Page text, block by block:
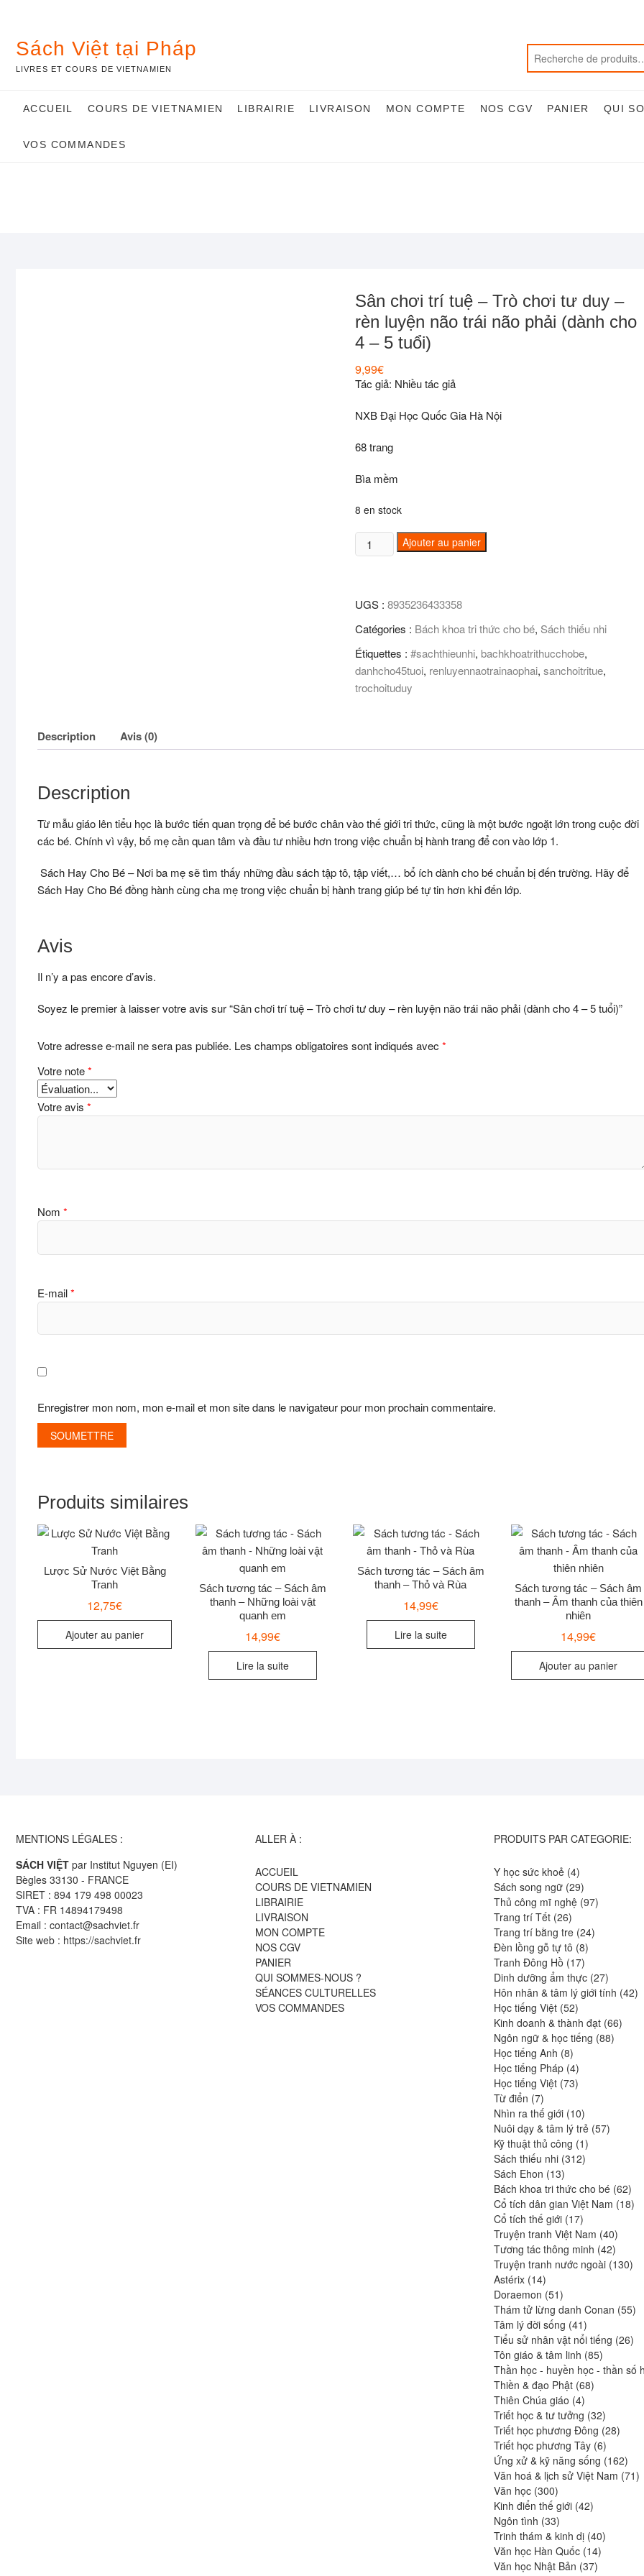
contentSách Việt tại Pháp
LIVRES ET COURS DE VIETNAMIEN
ACCUEIL COURS DE VIETNAMIEN LIBRAIRIE LIVRAISON MON COMPTE NOS CGV PANIER QUI
VOS COMMANDES
Sân chơi trí tuệ – Trò chơi tư duy –
rèn luyện não trái não phải (dành cho
4 – 5 tuổi)
9,99€
Tác giả: Nhiều tác giả
NXB Đại Học Quốc Gia Hà Nội
68 trang
Bìa mềm
8 en stock
quantité
de
trí
tuệ
Trò
chơi
tư
rèn
phải
(dành
cho
4
Ajouter au panier
UGS : 8935236433358
Catégories : Bách khoa tri thức cho bé, Sách thiếu nhi
Étiquettes : #sachthieunhi, bachkhoatrithucchobe,
danhcho45tuoi, renluyennaotrainaophai, sanchoitritue,
trochoituduy
Description Avis (0)
Description
Từ mẫu giáo lên tiểu học là bước tiến quan trọng để bé bước chân vào thế giới tri thức, cũng là một bước ngoặt lớn trong cuộc đời
các bé. Chính vì vậy, bố mẹ cần quan tâm và đầu tư nhiều hơn trong việc chuẩn bị hành trang để con vào lớp 1.
Sách Hay Cho Bé – Nơi ba mẹ sẽ tìm thấy những đầu sách tập tô, tập viết,… bổ ích dành cho bé chuẩn bị đến trường. Hãy để
Sách Hay Cho Bé đồng hành cùng cha mẹ trong việc chuẩn bị hành trang giúp bé tự tin hơn khi đến lớp.
Avis
Il n’y a pas encore d’avis.
Soyez le premier à laisser votre avis sur “Sân chơi trí tuệ – Trò chơi tư duy – rèn luyện não trái não phải (dành cho 4 – 5 tuổi)”
Votre adresse e-mail ne sera pas publiée. Les champs obligatoires sont indiqués avec *
Votre note*
Votre avis *
Nom *
E-mail*
Enregistrer mon nom, mon e-mail et mon site dans le navigateur pour mon prochain commentaire.
Produits similaires
Lược Sử Nước Việt Bằng
Tranh
12,75€
Ajouter au panier
Sách tương tác – Sách âm
thanh – Những loài vật
quanh em
14,99€
Lire la suite
Sách tương tác – Sách âm
thanh – Thỏ và Rùa
14,99€
Lire la suite
Sách tương tác – Sách âm
thanh – Âm thanh của thiên
nhiên
14,99€
Ajouter au panier
MENTIONS LÉGALES :
SÁCH VIỆT par Institut Nguyen (EI)
Bègles 33130 - FRANCE
SIRET : 894 179 498 00023
TVA : FR 14894179498
Email : contact@sachviet.fr
Site web : https://sachviet.fr
ALLER À :
ACCUEIL
COURS DE VIETNAMIEN
LIBRAIRIE
LIVRAISON
MON COMPTE
NOS CGV
PANIER
QUI SOMMES-NOUS ?
SÉANCES CULTURELLES
VOS COMMANDES
PRODUITS PAR CATEGORIE:
Y học sức khoẻ 44
produits
Sách song ngữ 2929
produits
Thủ công mĩ nghệ 9797
Trang trí Tết 2626
produits
Trang trí bằng tre 2424
Đèn lồng gỗ tự tô 88
Tranh Đông Hồ 1717
produits
Dinh dưỡng ẩm thực 2727
produits
Hôn nhân & tâm lý giới tính 4242
Học tiếng Việt 5252
produits
Kinh doanh & thành đạt 6666
Ngôn ngữ & học tiếng 8888
Học tiếng Anh 88
produits
Học tiếng Pháp 44
produits
Học tiếng Việt 7373
Từ điển 77
produits
Nhìn ra thế giới 1010
produits
Nuôi dạy & tâm lý trẻ 5757
Kỹ thuật thủ công 11
produit
Sách thiếu nhi 312312
Sách Ehon 1313
produits
Bách khoa tri thức cho bé 6262
Cổ tích dân gian Việt Nam 1818
Cổ tích thế giới 1717
produits
Truyện tranh Việt Nam 4040
produits
Tương tác thông minh 4242
produits
Truyện tranh nước ngoài 130130
Astérix 1414
produits
Doraemon 5151
produits
Thám tử lừng danh Conan 5555
Tâm lý đời sống 4141
produits
Tiểu sử nhân vật nổi tiếng 2626
Tôn giáo & tâm linh 8585
produits
Thần học - huyền học - thần số
Thiền & đạo Phật 6868
Thiên Chúa giáo 44
produits
Triết học & tư tưởng 3232
produits
Triết học phương Đông 2828
Triết học phương Tây 66
produits
Ứng xử & kỹ năng sống 162162
Văn hoá & lịch sử Việt Nam 7171
Văn học 300300
produits
Kinh điển thế giới 4242
Ngôn tình 3333
produits
Trinh thám & kinh dị 4040
Văn học Hàn Quốc 1414
Văn học Nhật Bản 3737